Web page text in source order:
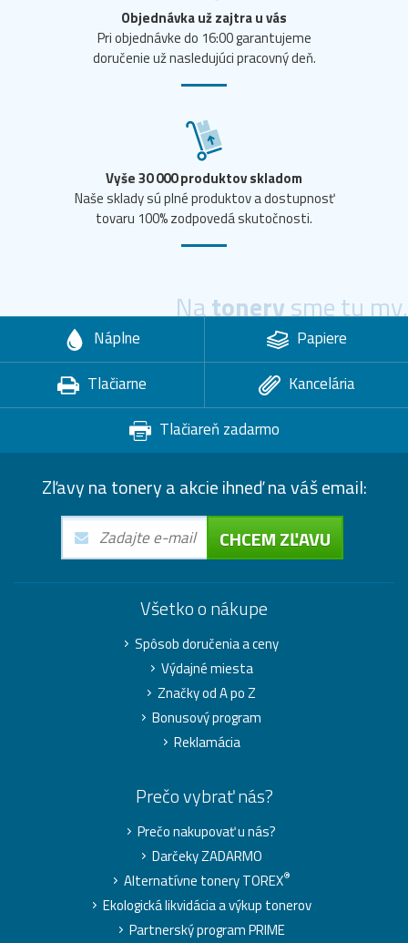
Objednávka už zajtra u vás
Pri objednávke do 16:00 garantujeme
doručenie už nasledujúci pracovný deň.
Vyše 30 000 produktov skladom
Naše sklady sú plné produktov a dostupnosť
tovaru 100% zodpovedá skutočnosti.
Natonerysme tu my.
Náplne
Papiere
Tlačiarne
Kancelária
Tlačiareň zadarmo
Zľavy na tonery a akcie ihneď na váš email:
CHCEM ZĽAVU
Všetko o nákupe
Spôsob doručenia a ceny
Výdajné miesta
Značky od A po Z
Bonusový program
Reklamácia
Prečo vybrať nás?
Prečo nakupovať u nás?
Darčeky ZADARMO
Alternatívne tonery TOREX®
Ekologická likvidácia a výkup tonerov
Partnerský program PRIME